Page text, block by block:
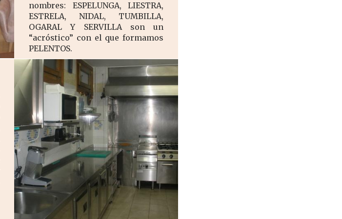
nombres: ESPELUNGA, LIESTRA,
ESTRELA, NIDAL, TUMBILLA,
OGARAL Y SERVILLA son un
“acróstico” con el que formamos
PELENTOS.